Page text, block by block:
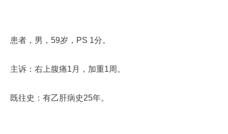
患者，男，59岁，PS 1分。
主诉：右上腹痛1月，加重1周。
既往史：有乙肝病史25年。